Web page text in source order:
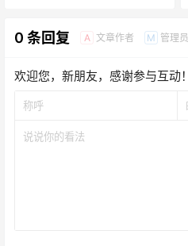
0 条回复 A 文章作者 M 管理员
欢迎您，新朋友，感谢参与互动！